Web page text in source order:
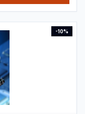
-10%